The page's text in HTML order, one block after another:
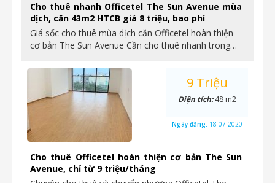
Cho thuê nhanh Officetel The Sun Avenue mùa
dịch, căn 43m2 HTCB giá 8 triệu, bao phí
Giá sốc cho thuê mùa dịch căn Officetel hoàn thiện
cơ bản The Sun Avenue Cần cho thuê nhanh trong…
Cho thuê Officetel hoàn thiện cơ bản The Sun
Avenue, chỉ từ 9 triệu/tháng
9 Triệu
Diện tích:48 m2
Ngày đăng: 18-07-2020